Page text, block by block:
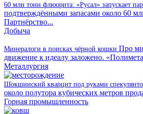
60 млн тонн флюорита: «Русал» запускает
подтверждёнными запасами около 60
Партнёрство...
Добыча
Минералоги в поисках чёрной кошки Про
движение к идеалу заложено.
Металлургия
Шокшинский кварцит под руками
около полутора кубических метров
Горная промышленность